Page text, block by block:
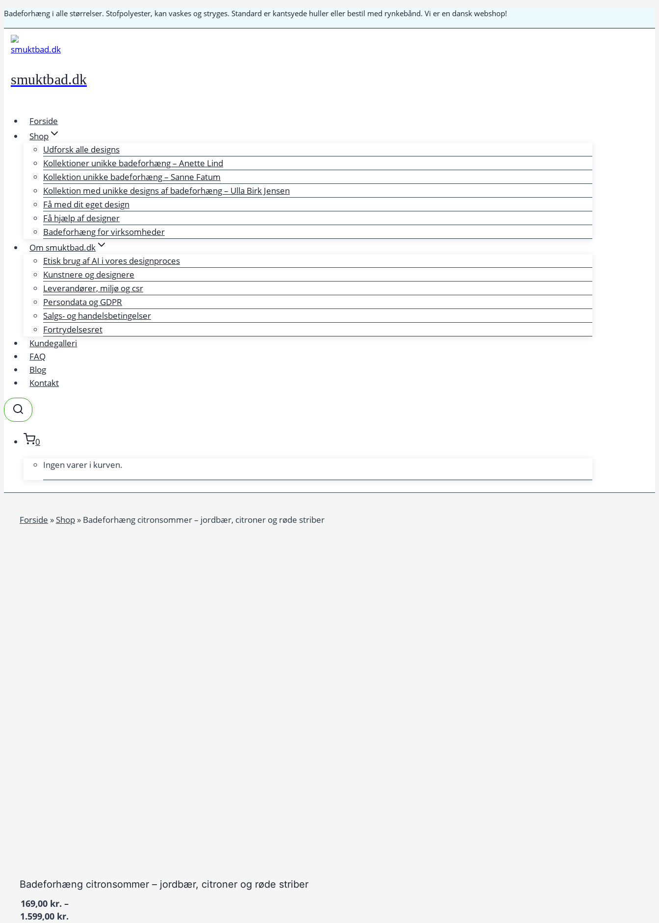
Fortsæt
til
indhold
Badeforhæng i alle størrelser. Stofpolyester, kan vaskes og stryges. Standard er kantsyede huller eller bestil med rynkebånd. Vi er en dansk webshop!
smuktbad.dk
Forside
Shop
Udforsk alle designs
Kollektioner unikke badeforhæng – Anette Lind
Kollektion unikke badeforhæng – Sanne Fatum
Kollektion med unikke designs af badeforhæng – Ulla Birk Jensen
Få med dit eget design
Få hjælp af designer
Badeforhæng for virksomheder
Om smuktbad.dk
Etisk brug af AI i vores designproces
Kunstnere og designere
Leverandører, miljø og csr
Persondata og GDPR
Salgs- og handelsbetingelser
Fortrydelsesret
Kundegalleri
FAQ
Blog
Kontakt
0
Ingen varer i kurven.
Forside »Shop » Badeforhæng citronsommer – jordbær, citroner og røde striber
Badeforhæng citronsommer – jordbær, citroner og røde striber
169,00 kr. –
1.599,00 kr.